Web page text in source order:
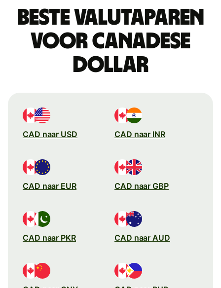
Beste valutaparen
voor Canadese
dollar
CAD naar USD CAD naar INR
CAD naar EUR CAD naar GBP
CAD naar PKR CAD naar AUD